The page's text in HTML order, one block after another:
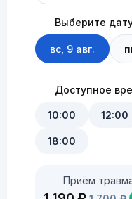
Выберите
вс, 9 авг.
Доступное
10:00 12:00
18:00
Приём